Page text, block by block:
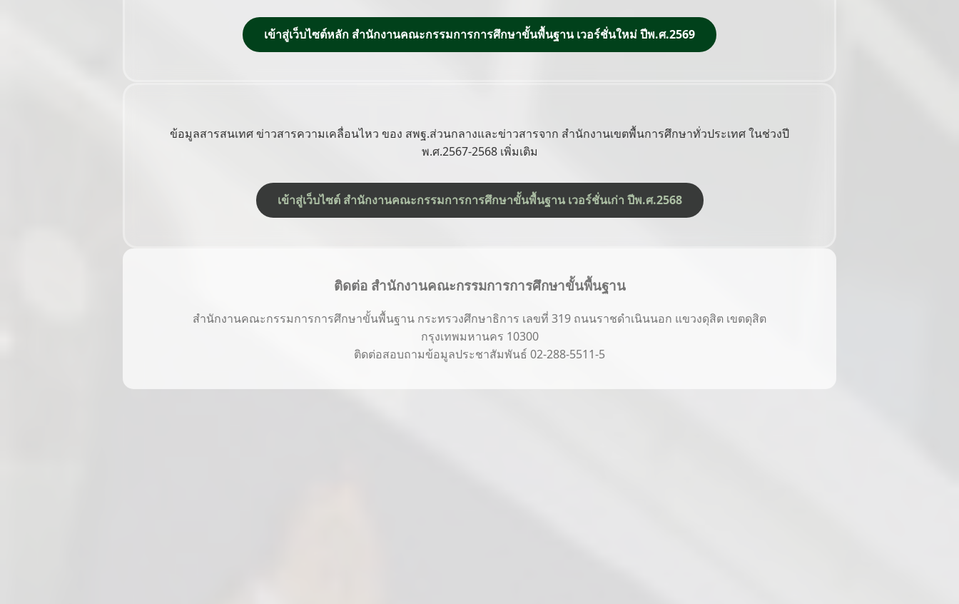
เข้าสู่เว็บไซต์หลัก สำนักงานคณะกรรมการการศึกษาขั้นพื้นฐาน เวอร์ชั่นใหม่ ปีพ.ศ.2569
ข้อมูลสารสนเทศ ข่าวสารความเคลื่อนไหว ของ สพฐ.ส่วนกลางและข่าวสารจาก สำนักงานเขตพื้นการศึกษาทั่วประเทศ ในช่วงปี
พ.ศ.2567-2568 เพิ่มเติม
เข้าสู่เว็บไซต์ สำนักงานคณะกรรมการการศึกษาขั้นพื้นฐาน เวอร์ชั่นเก่า ปีพ.ศ.2568
ติดต่อ สำนักงานคณะกรรมการการศึกษาขั้นพื้นฐาน
สำนักงานคณะกรรมการการศึกษาขั้นพื้นฐาน กระทรวงศึกษาธิการ เลขที่ 319 ถนนราชดำเนินนอก แขวงดุสิต เขตดุสิต
กรุงเทพมหานคร 10300
ติดต่อสอบถามข้อมูลประชาสัมพันธ์ 02-288-5511-5